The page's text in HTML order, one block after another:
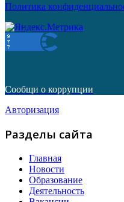
Политика
Сообщи о коррупции
Авторизация
Разделы сайта
Главная
Новости
Образование
Деятельность